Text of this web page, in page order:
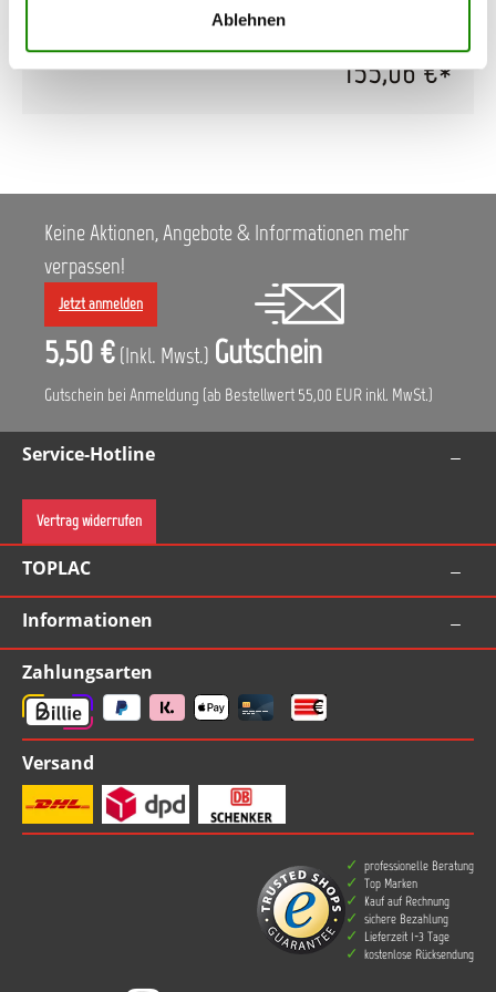
Ablehnen
155,06 €*
Keine Aktionen, Angebote & Informationen mehr
verpassen!
Jetzt anmelden
5,50 € (Inkl. Mwst.) Gutschein
Gutschein bei Anmeldung (ab Bestellwert 55,00 EUR inkl. MwSt.)
Service-Hotline
Vertrag widerrufen
TOPLAC
Informationen
Zahlungsarten
Versand
professionelle Beratung
Top Marken
Kauf auf Rechnung
sichere Bezahlung
Lieferzeit 1-3 Tage
kostenlose Rücksendung